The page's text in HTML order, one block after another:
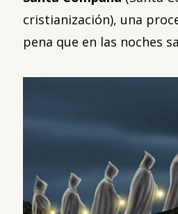
cristianización), una
pena que en las noches